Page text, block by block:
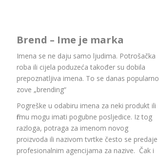
Brend – Ime je marka
Imena se ne daju samo ljudima. Potrošačka
roba ili cijela poduzeća također su dobila
prepoznatljiva imena. To se danas popularno
zove „brending“
Pogreške u odabiru imena za neki produkt ili
firmu mogu imati pogubne posljedice. Iz tog
razloga, potraga za imenom novog
proizvoda ili nazivom tvrtke često se predaje
profesionalnim agencijama za nazive. Čak i